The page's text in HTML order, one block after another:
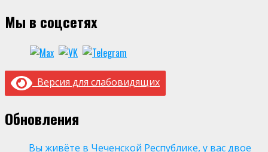
Мы в соцсетях
Версия для слабовидящих
Обновления
Вы живёте в Чеченской Республике, у вас двое